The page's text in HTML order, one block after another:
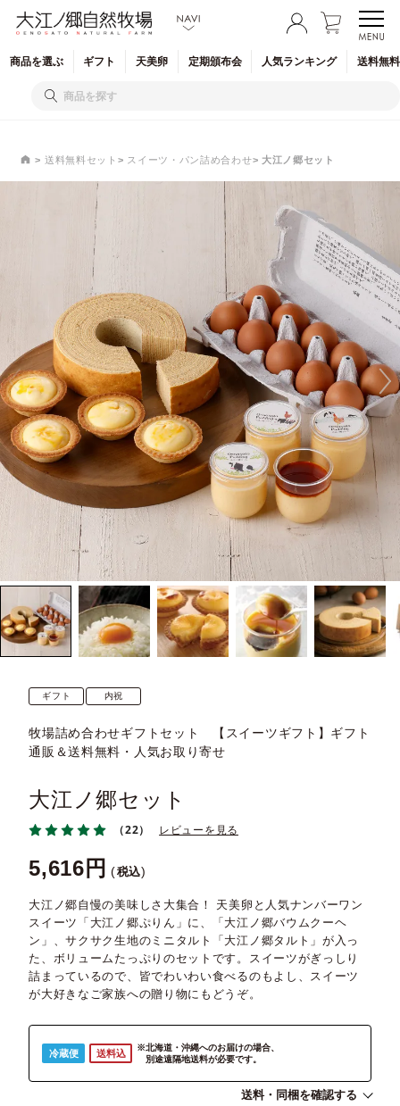
商品を選ぶ ギフト 天美卵 定期頒布会 人気ランキング 送料無
送料無料セット スイーツ・パン詰め合わせ 大江ノ郷セット
ギフト 内祝
牧場詰め合わせギフトセット 【スイーツギフト】ギフト
通販＆送料無料・人気お取り寄せ
大江ノ郷セット
（22） レビューを見る
5,616 税込
大江ノ郷自慢の美味しさ大集合！ 天美卵と人気ナンバーワン
スイーツ「大江ノ郷ぷりん」に、「大江ノ郷バウムクーヘ
ン」、サクサク生地のミニタルト「大江ノ郷タルト」が入っ
た、ボリュームたっぷりのセットです。スイーツがぎっしり
詰まっているので、皆でわいわい食べるのもよし、スイーツ
が大好きなご家族への贈り物にもどうぞ。
冷蔵便 送料込
※北海道・沖縄へのお届けの場合、
別途遠隔地送料が必要です。
送料・同梱を確認する